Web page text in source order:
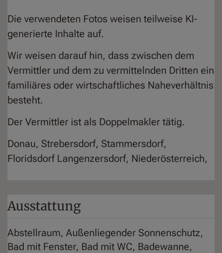
Die verwendeten Fotos weisen teilweise KI-
generierte Inhalte auf.
Wir weisen darauf hin, dass zwischen dem
Vermittler und dem zu vermittelnden Dritten ein
familiäres oder wirtschaftliches Naheverhältnis
besteht.
Der Vermittler ist als Doppelmakler tätig.
Donau, Strebersdorf, Stammersdorf,
Floridsdorf Langenzersdorf, Niederösterreich,
Ausstattung
Abstellraum Außenliegender Sonnenschutz
Bad mit Fenster Bad mit WC Badewanne